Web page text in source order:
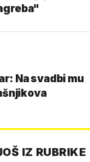
Na svadbi mu
IZ RUBRIKE